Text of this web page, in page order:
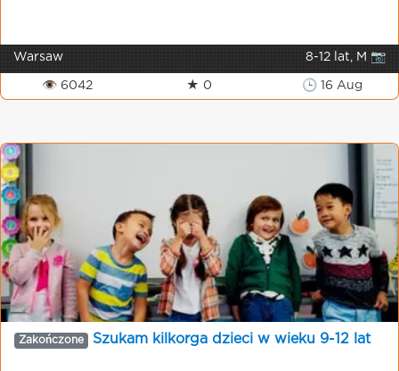
Warsaw 8-12 lat, M 📷
👁 6042 ★ 0 🕒 16 Aug
Zakończone Szukam kilkorga dzieci w wieku 9-12 lat